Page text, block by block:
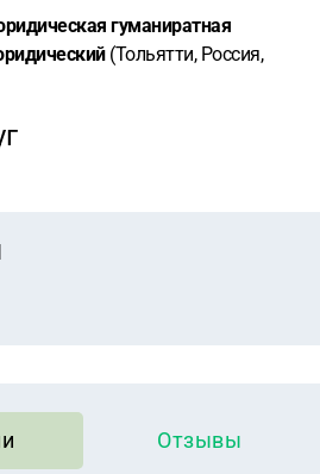
гуманиратная
(Тольятти, Россия,
Отзывы